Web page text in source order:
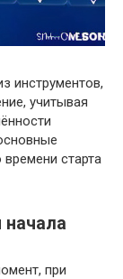
инструментов,
учитывая
старта
начала
при